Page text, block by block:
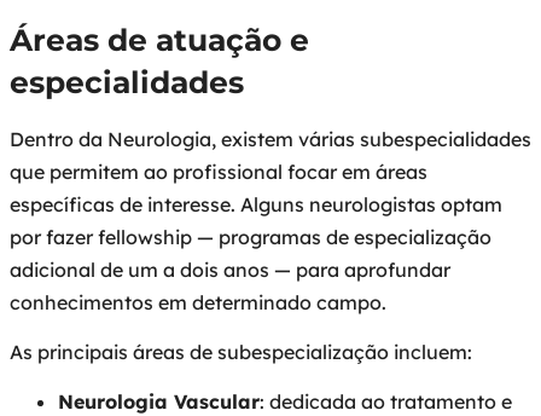
Áreas de atuação e
especialidades
Dentro da Neurologia, existem várias subespecialidades
que permitem ao profissional focar em áreas
específicas de interesse. Alguns neurologistas optam
por fazer fellowship — programas de especialização
adicional de um a dois anos — para aprofundar
conhecimentos em determinado campo.
As principais áreas de subespecialização incluem:
Neurologia Vascular: dedicada ao tratamento e